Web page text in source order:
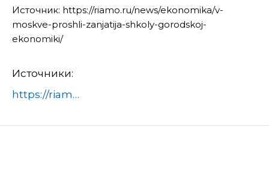
Источник: https://riamo.ru/news/ekonomika/v-
moskve-proshli-zanjatija-shkoly-gorodskoj-
ekonomiki/
Источники:
https://riamo.ru/news/ekonomika/v-moskve-proshli-zanjatija-shkoly-gorodskoj-ekonomiki/